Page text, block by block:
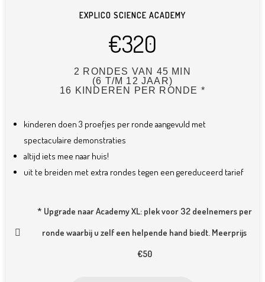
EXPLICO SCIENCE ACADEMY
€320
2 RONDES VAN 45 MIN
(6 T/M 12 JAAR)
16 KINDEREN PER RONDE *
kinderen doen 3 proefjes per ronde aangevuld met
spectaculaire demonstraties
altijd iets mee naar huis!
uit te breiden met extra rondes tegen een gereduceerd tarief
* Upgrade naar Academy XL: plek voor 32 deelnemers per
ronde waarbij u zelf een helpende hand biedt. Meerprijs
€50